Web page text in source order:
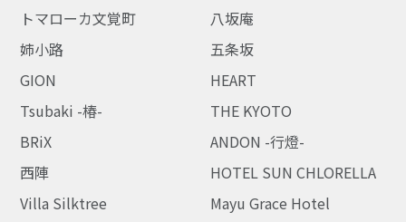
トマローカ文覚町
姉小路
GION
Tsubaki -椿-
BRiX
西陣
Villa Silktree
八坂庵
五条坂
HEART
THE KYOTO
ANDON -行燈-
HOTEL SUN CHLORELLA
Mayu Grace Hotel